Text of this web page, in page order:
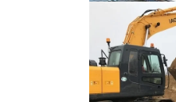
ВЫВОЗ
Цена: от 2